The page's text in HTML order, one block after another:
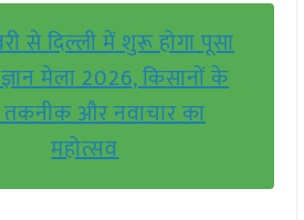
से दिल्ली में शुरू होगा पूसा
मेला 2026, किसानों के
और नवाचार का
महोत्सव